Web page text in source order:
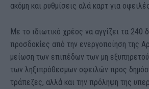
ακόμη και ρυθμίσεις αλά καρτ για
Με το ιδιωτικό χρέος να αγγίζει τα 240
προσδοκίες από την ενεργοποίηση της
μείωση των επιπέδων των μη
των ληξιπρόθεσμων οφειλών προς
τράπεζες, αλλά και την πρόληψη της